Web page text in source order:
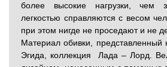
более высокие нагрузки, чем
легкостью справляются с весом
при этом нигде не проседают и не
Материал обивки, представленный
Эгида, коллекция Лада – Лорд.